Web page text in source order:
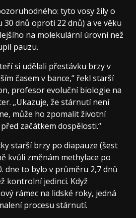
tyto vosy žily o
30 dnů oproti 22 dnů) a ve věku
na molekulární úrovni než
pauzu.
si udělali přestávku brzy v
časem v bance,“ řekl starší
profesor evoluční biologie na
„Ukazuje, že stárnutí není
může ho zpomalit životní
začátkem dospělosti.“
starší brzy po diapauze (šest
kvůli změnám methylace po
dne to bylo v průměru 2,7 dnů
kontrolní jedinci. Když
rámec na lidské roky, jedná
procesu stárnutí.